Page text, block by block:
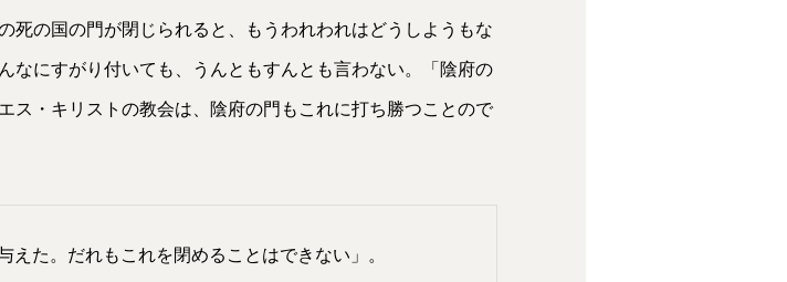
死の国の門が閉じられると、もうわれわれはどうしようもな
なにすがり付いても、うんともすんとも言わない。「陰府の
ス・キリストの教会は、陰府の門もこれに打ち勝つことので
えた。だれもこれを閉めることはできない」。